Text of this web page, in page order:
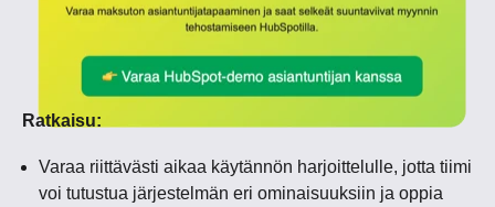
Ratkaisu:
Varaa riittävästi aikaa käytännön harjoittelulle, jotta tiimi
voi tutustua järjestelmän eri ominaisuuksiin ja oppia